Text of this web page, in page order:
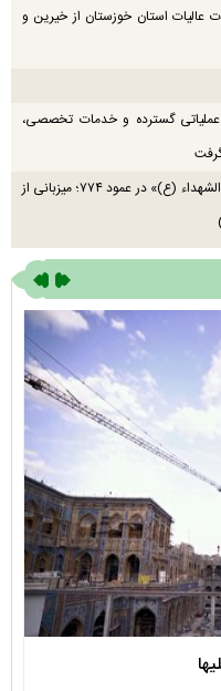
عالیات استان خوزستان از خیرین و
گسترده و خدمات تخصصی،
تداوم فعالیت‌های خدماتی موکب «حضرت سیدالشهداء (ع)» در عمود ۷۷۴؛ میزبانی از